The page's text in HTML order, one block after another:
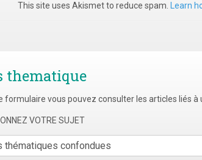
This site uses Akismet to reduce spam. Learn
thematique
formulaire vous pouvez consulter les articles liés
VOTRE SUJET